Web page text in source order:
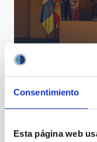
Consentimiento
Esta página web
Aleix Roig durante